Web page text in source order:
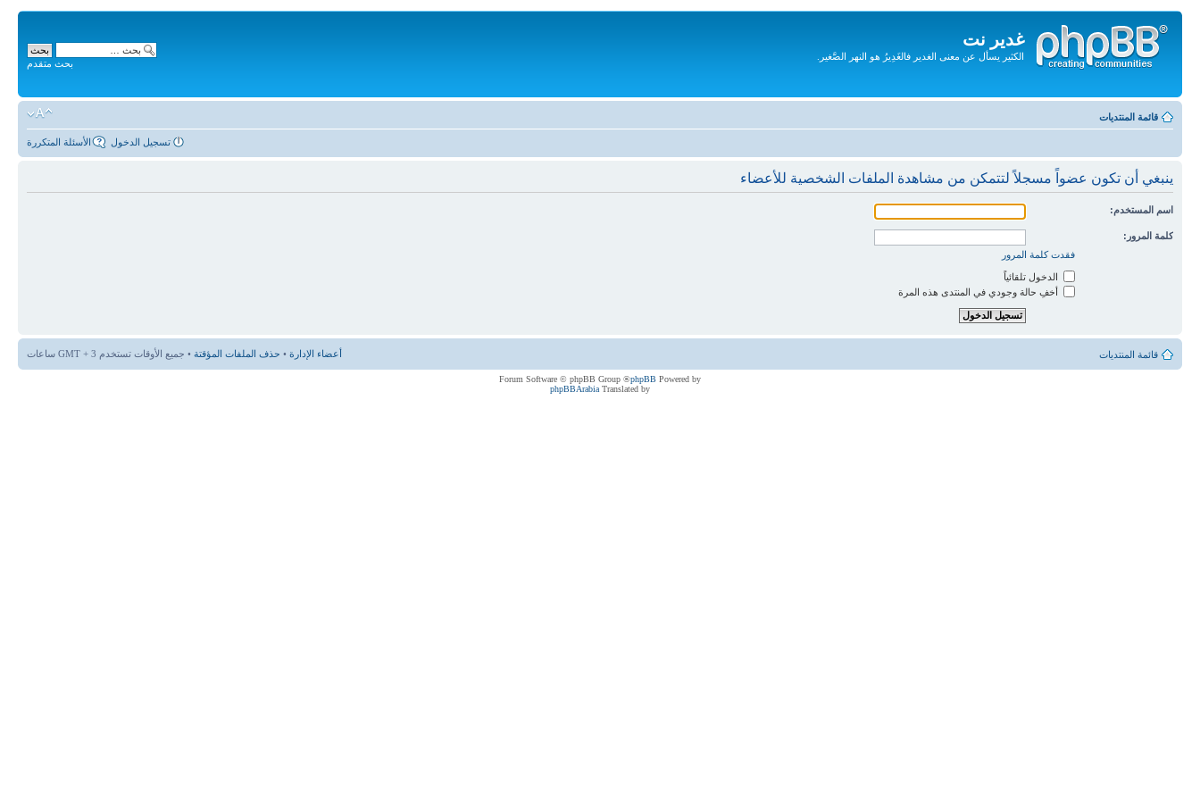
غدير نت
الكثير يسأل عن معنى الغدير فالغَدِيرُ هو النهر الصَّغير.
المحتويات
بحث متقدم
قائمة المنتديات
الأسئلة المتكررة تسجيل الدخول
ينبغي أن تكون عضواً مسجلاً لتتمكن من مشاهدة الملفات الشخصية للأعضاء
اسم المستخدم:
كلمة المرور:
فقدت كلمة المرور
الدخول تلقائياً
أخفِ حالة وجودي في المنتدى هذه المرة
قائمة المنتديات أعضاء الإدارة • حذف الملفات المؤقتة • جميع الأوقات تستخدم GMT + 3 ساعات
Powered by
phpBB
® Forum Software © phpBB Group
Translated by
phpBBArabia